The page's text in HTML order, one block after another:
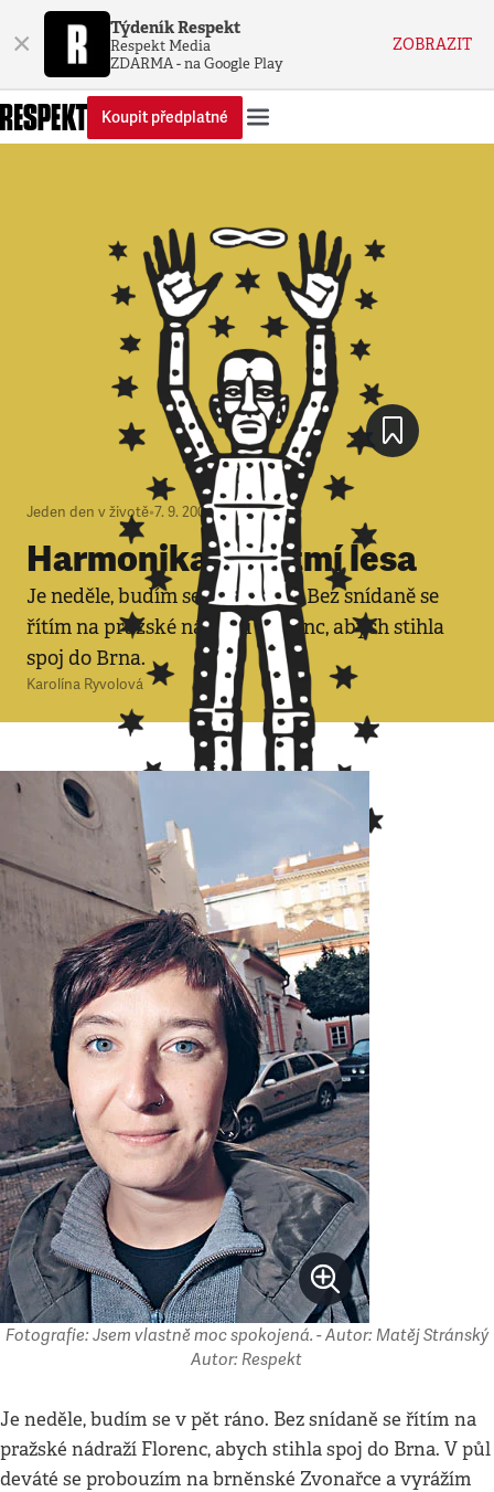
× Týdeník Respekt
Respekt Media
ZDARMA - na Google Play
ZOBRAZIT
Koupit předplatné
Jeden den v životě•7. 9. 2007•4minuty
Harmonika a přítmí lesa
Je neděle, budím se v pět ráno. Bez snídaně se
řítím na pražské nádraží Florenc, abych stihla
spoj do Brna.
Karolína Ryvolová
Fotografie: Jsem vlastně moc spokojená. - Autor: Matěj Stránský
Autor: Respekt
Je neděle, budím se v pět ráno. Bez snídaně se řítím na
pražské nádraží Florenc, abych stihla spoj do Brna. V půl
deváté se probouzím na brněnské Zvonařce a vyrážím